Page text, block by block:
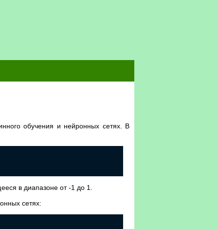
обучения и нейронных сетях. В
в диапазоне от -1 до 1.
сетях: